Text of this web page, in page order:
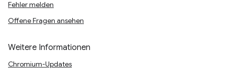
Fehler melden
Offene Fragen ansehen
Weitere Informationen
Chromium-Updates